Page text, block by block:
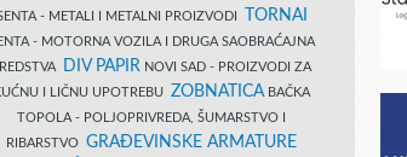
- METALI I METALNI PROIZVODI TORNAI
- MOTORNA VOZILA I DRUGA SAOBRAĆAJNA
DIV PAPIR NOVI SAD - PROIZVODI ZA
I LIČNU UPOTREBU ZOBNATICA BAČKA
TOPOLA - POLJOPRIVREDA, ŠUMARSTVO I
RIBARSTVO GRAĐEVINSKE ARMATURE